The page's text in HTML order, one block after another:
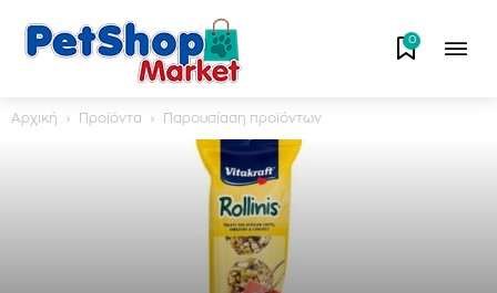
0
Αρχική Προϊόντα Παρουσίαση προϊόντων